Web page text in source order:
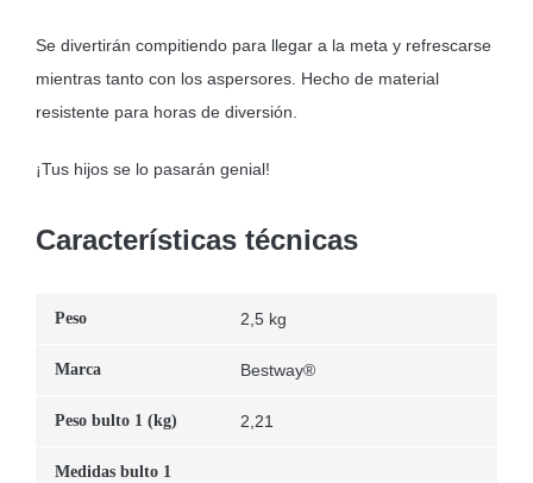
Se divertirán compitiendo para llegar a la meta y refrescarse
mientras tanto con los aspersores. Hecho de material
resistente para horas de diversión.
¡Tus hijos se lo pasarán genial!
Características técnicas
Peso 2,5 kg
Marca Bestway®
Peso bulto 1 (kg) 2,21
Medidas bulto 1